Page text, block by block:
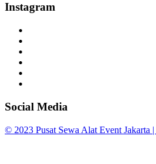
Instagram
Social Media
© 2023 Pusat Sewa Alat Event Jakarta |